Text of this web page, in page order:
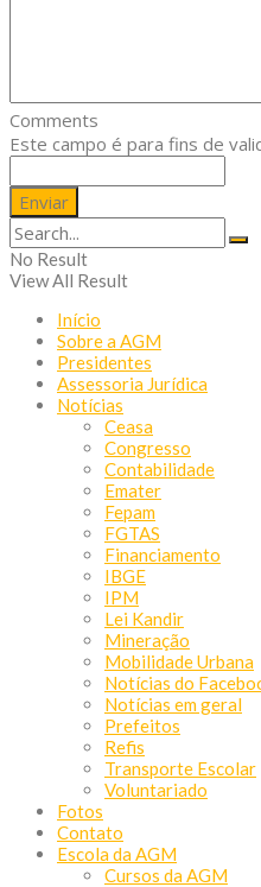
Comments
Este campo é para fins de
No Result
View All Result
Início
Sobre a AGM
Presidentes
Assessoria Jurídica
Notícias
Ceasa
Congresso
Contabilidade
Emater
Fepam
FGTAS
Financiamento
IBGE
IPM
Lei Kandir
Mineração
Mobilidade Urbana
Notícias do
Notícias em geral
Prefeitos
Refis
Transporte Escolar
Voluntariado
Fotos
Contato
Escola da AGM
Cursos da AGM